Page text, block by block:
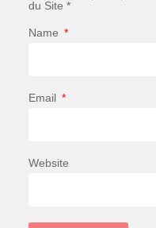
du Site *
Name *
Email *
Website